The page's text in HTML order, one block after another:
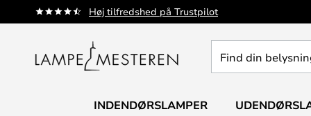
Høj tilfredshed på Trustpilot
Skip
to
din
INDENDØRSLAMPER